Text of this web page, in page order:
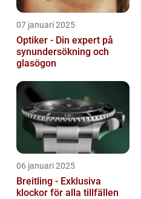
07 januari 2025
Optiker - Din expert på
synundersökning och
glasögon
06 januari 2025
Breitling - Exklusiva
klockor för alla tillfällen